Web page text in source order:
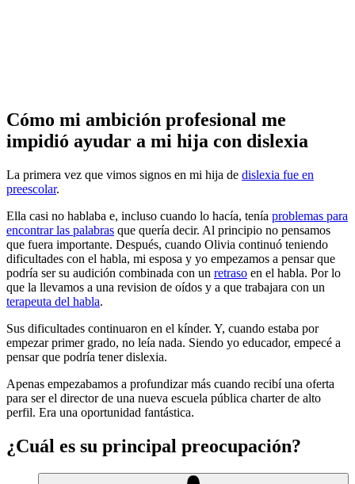
Cómo mi ambición profesional me
impidió ayudar a mi hija con dislexia
La primera vez que vimos signos en mi hija de dislexia fue en
preescolar.
Ella casi no hablaba e, incluso cuando lo hacía, tenía problemas para
encontrar las palabras que quería decir. Al principio no pensamos
que fuera importante. Después, cuando Olivia continuó teniendo
dificultades con el habla, mi esposa y yo empezamos a pensar que
podría ser su audición combinada con un retraso en el habla. Por lo
que la llevamos a una revision de oídos y a que trabajara con un
terapeuta del habla.
Sus dificultades continuaron en el kínder. Y, cuando estaba por
empezar primer grado, no leía nada. Siendo yo educador, empecé a
pensar que podría tener dislexia.
Apenas empezabamos a profundizar más cuando recibí una oferta
para ser el director de una nueva escuela pública charter de alto
perfil. Era una oportunidad fantástica.
¿Cuál es su principal preocupación?